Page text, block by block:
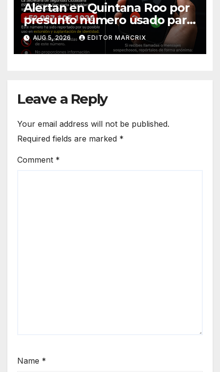
Alertan en Quintana Roo por
presunto número usado para
extorsión y robo de identidad
AUG 5, 2026 EDITOR MARCRIX
Leave a Reply
Your email address will not be published.
Required fields are marked *
Comment *
Name *